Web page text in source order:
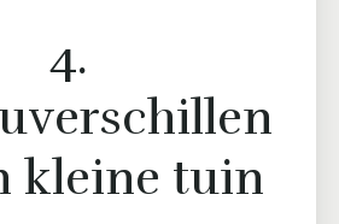
4.
kleine tuin